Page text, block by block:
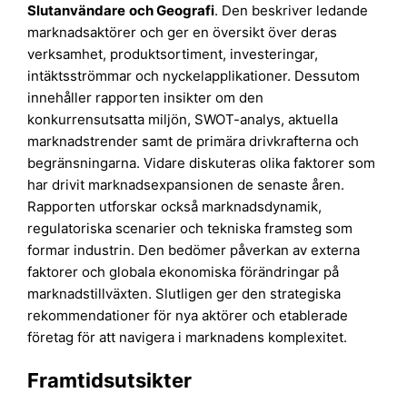
Slutanvändare ochGeografi. Den beskriver ledande
marknadsaktörer och ger en översikt över deras
verksamhet, produktsortiment, investeringar,
intäktsströmmar och nyckelapplikationer. Dessutom
innehåller rapporten insikter om den
konkurrensutsatta miljön, SWOT-analys, aktuella
marknadstrender samt de primära drivkrafterna och
begränsningarna. Vidare diskuteras olika faktorer som
har drivit marknadsexpansionen de senaste åren.
Rapporten utforskar också marknadsdynamik,
regulatoriska scenarier och tekniska framsteg som
formar industrin. Den bedömer påverkan av externa
faktorer och globala ekonomiska förändringar på
marknadstillväxten. Slutligen ger den strategiska
rekommendationer för nya aktörer och etablerade
företag för att navigera i marknadens komplexitet.
Framtidsutsikter